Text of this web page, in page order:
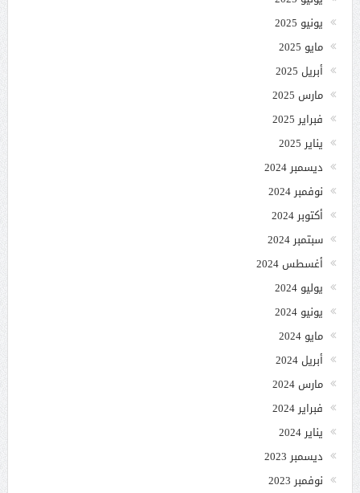
يونيو 2025
مايو 2025
أبريل 2025
مارس 2025
فبراير 2025
يناير 2025
ديسمبر 2024
نوفمبر 2024
أكتوبر 2024
سبتمبر 2024
أغسطس 2024
يوليو 2024
يونيو 2024
مايو 2024
أبريل 2024
مارس 2024
فبراير 2024
يناير 2024
ديسمبر 2023
نوفمبر 2023